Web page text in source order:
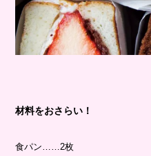
材料をおさらい！
食パン……2枚